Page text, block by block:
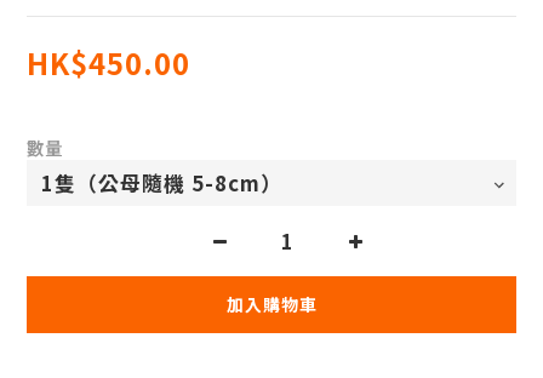
HK$450.00
數量
加入購物車